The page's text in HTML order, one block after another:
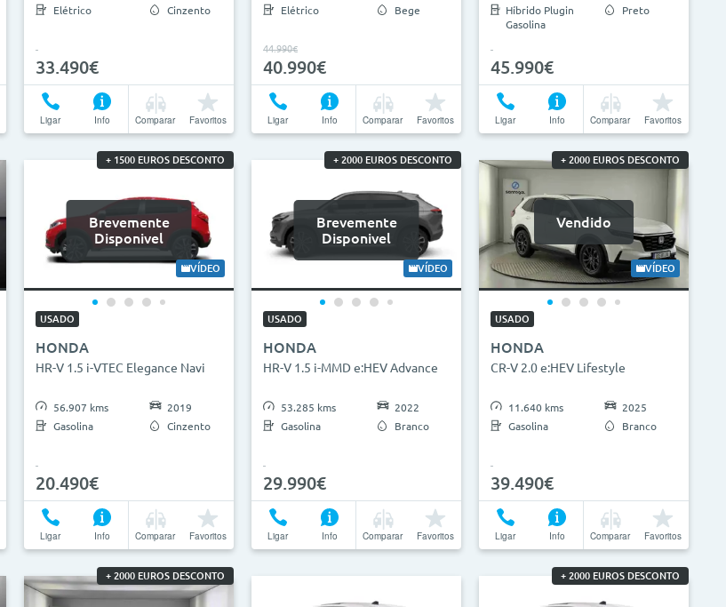
Elétrico
Cinzento
33.490€
Ligar Info Comparar Favoritos
Elétrico
Bege
44.990€
40.990€
Ligar Info Comparar Favoritos
Híbrido Plugin
Gasolina
Preto
45.990€
Ligar Info Comparar Favoritos
+ 1500 EUROS DESCONTO
Brevemente
Disponivel
VÍDEO
USADO
HONDA
HR-V 1.5 i-VTEC Elegance Navi
56.907 kms
Gasolina
2019
Cinzento
20.490€
Ligar Info Comparar Favoritos
+ 2000 EUROS DESCONTO
Brevemente
Disponivel
VÍDEO
USADO
HONDA
HR-V 1.5 i-MMD e:HEV Advance
53.285 kms
Gasolina
2022
Branco
29.990€
Ligar Info Comparar Favoritos
+ 2000 EUROS DESCONTO
Vendido
VÍDEO
USADO
HONDA
CR-V 2.0 e:HEV Lifestyle
11.640 kms
Gasolina
2025
Branco
39.490€
Ligar Info Comparar Favoritos
+ 2000 EUROS DESCONTO + 2000 EUROS DESCONTO